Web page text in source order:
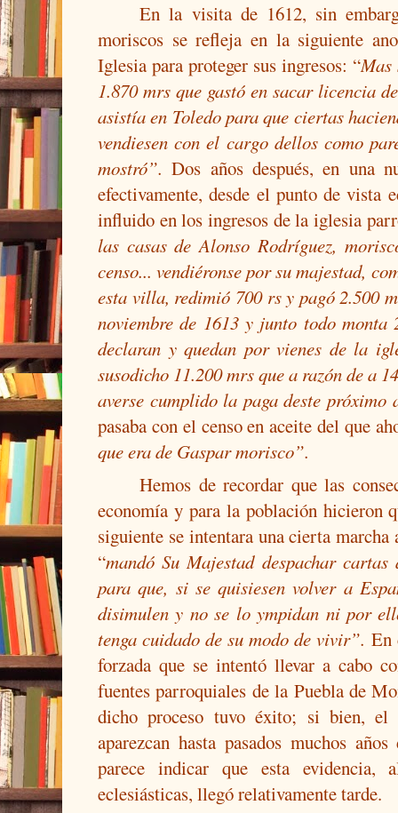
En la visita de 1612, sin
moriscos se refleja en la siguiente
Iglesia para proteger sus ingresos: “Mas
1.870 mrs que gastó en sacar licencia
asistía en Toledo para que ciertas
vendiesen con el cargo dellos como
mostró”.Dos años después, en una
efectivamente, desde el punto de vista
influido en los ingresos de la iglesia
las casas de Alonso Rodríguez,
censo... vendiéronse por su majestad,
esta villa, redimió 700 rs y pagó 2.500
noviembre de 1613 y junto todo monta
declaran y quedan por vienes de la
susodicho 11.200 mrs que a razón de a
averse cumplido la paga deste
pasaba con el censo en aceite del que
que era de Gaspar morisco”.
Hemos de recordar que las
economía y para la población hicieron
siguiente se intentara una cierta
“mandó Su Majestad despachar
para que, si se quisiesen volver a
disimulen y no se lo ympidan ni por
tenga cuidado de su modo de vivir”. En
forzada que se intentó llevar a cabo
fuentes parroquiales de la Puebla de
dicho proceso tuvo éxito; si bien,
aparezcan hasta pasados muchos
parece indicar que esta evidencia,
eclesiásticas, llegó relativamente tarde.